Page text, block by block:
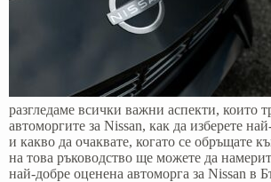
разгледаме всички важни аспекти, които
автоморгите за Nissan, как да изберете
и какво да очаквате, когато се обръщате
на това ръководство ще можете да
най-добре оценена автоморга за Nissan в